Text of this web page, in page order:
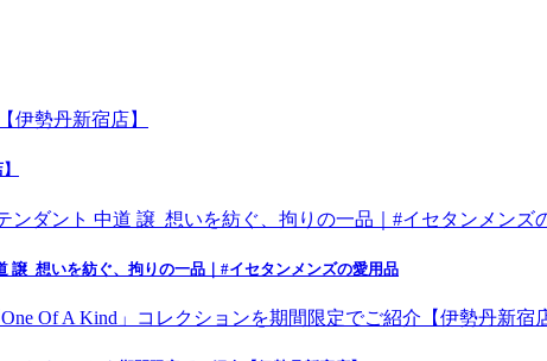
譲_想いを紡ぐ、拘りの一品｜#イセタンメンズの愛用品